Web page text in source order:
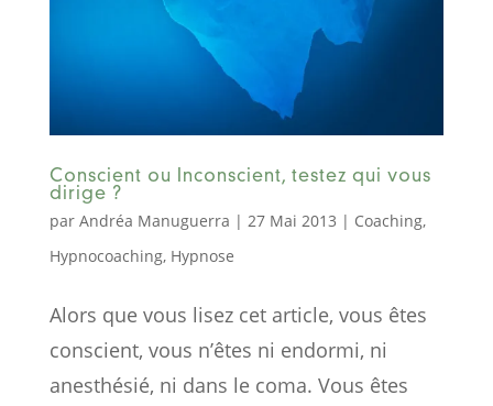
Conscient ou Inconscient, testez qui vous
dirige ?
par Andréa Manuguerra | 27 Mai 2013 | Coaching,
Hypnocoaching, Hypnose
Alors que vous lisez cet article, vous êtes
conscient, vous n’êtes ni endormi, ni
anesthésié, ni dans le coma. Vous êtes